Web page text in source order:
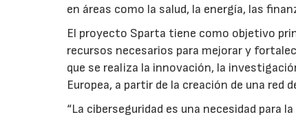
en áreas como la salud, la energía, las
El proyecto Sparta tiene como objetivo
recursos necesarios para mejorar y
que se realiza la innovación, la
Europea, a partir de la creación de una red
“La ciberseguridad es una necesidad para